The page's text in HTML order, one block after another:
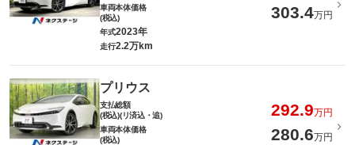
車両本体価格
(税込)
303.4万円
年式2023年
走行2.2万km
プリウス
支払総額
(税込)(リ済込・追)
292.9万円
車両本体価格
(税込)
280.6万円